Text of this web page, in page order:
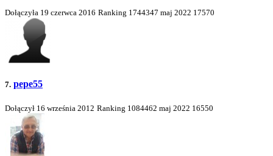
Dołączyła 19 czerwca 2016 Ranking 1744347 maj 2022 17570
7. pepe55
Dołączył 16 września 2012 Ranking 1084462 maj 2022 16550